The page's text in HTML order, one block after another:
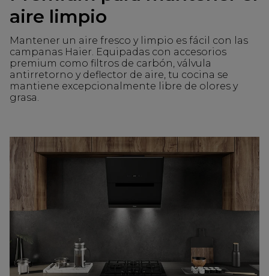
aire limpio
Mantener un aire fresco y limpio es fácil con las
campanas Haier. Equipadas con accesorios
premium como filtros de carbón, válvula
antirretorno y deflector de aire, tu cocina se
mantiene excepcionalmente libre de olores y
grasa.